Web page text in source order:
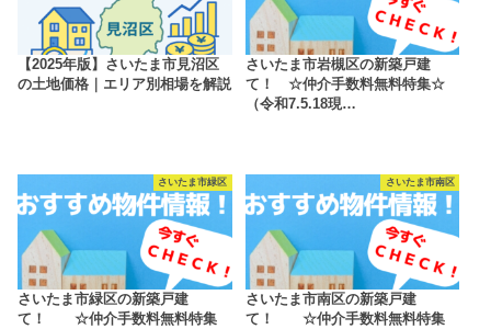
【2025年版】さいたま市見沼区
の土地価格｜エリア別相場を解説
さいたま市岩槻区の新築戸建
て！ ☆仲介手数料無料特集☆
（令和7.5.18現…
さいたま市緑区
さいたま市緑区の新築戸建
て！ ☆仲介手数料無料特集
さいたま市南区
さいたま市南区の新築戸建
て！ ☆仲介手数料無料特集